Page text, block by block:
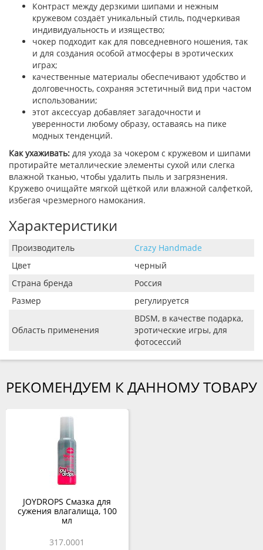
Контраст между дерзкими шипами и нежным
кружевом создаёт уникальный стиль, подчеркивая
индивидуальность и изящество;
чокер подходит как для повседневного ношения, так
и для создания особой атмосферы в эротических
играх;
качественные материалы обеспечивают удобство и
долговечность, сохраняя эстетичный вид при частом
использовании;
этот аксессуар добавляет загадочности и
уверенности любому образу, оставаясь на пике
модных тенденций.
Как ухаживать: для ухода за чокером с кружевом и шипами
протирайте металлические элементы сухой или слегка
влажной тканью, чтобы удалить пыль и загрязнения.
Кружево очищайте мягкой щёткой или влажной салфеткой,
избегая чрезмерного намокания.
Характеристики
Производитель
Crazy Handmade
Цвет
черный
Страна бренда
Россия
Размер
регулируется
Область применения
BDSM, в качестве подарка,
эротические игры, для
фотосессий
РЕКОМЕНДУЕМ К ДАННОМУ ТОВАРУ
JOYDROPS Смазка для
сужения влагалища, 100
мл
317.0001